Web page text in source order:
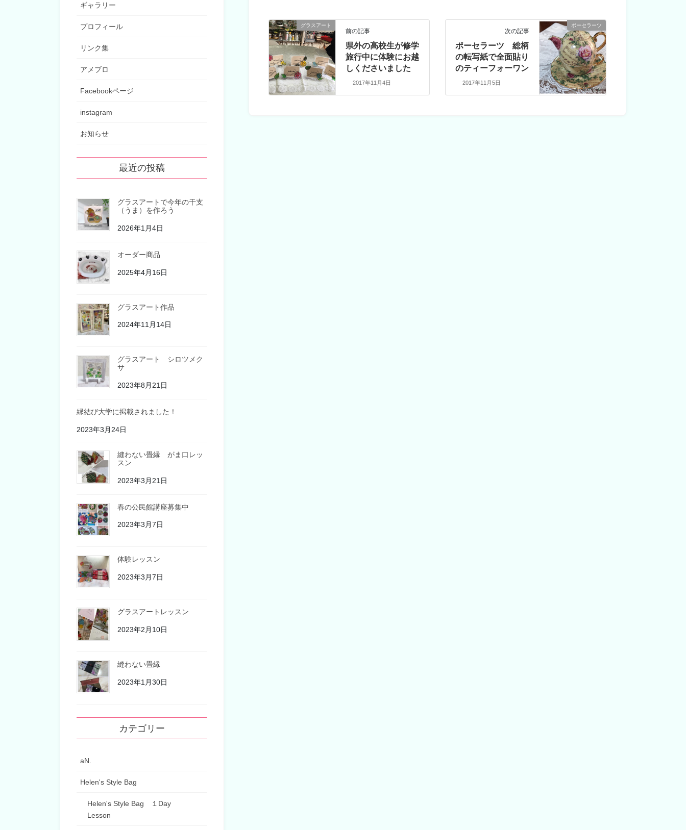
グラスアート
前の記事
県外の高校生が修学
旅行中に体験にお越
しくださいました
2017年11月4日
ポーセラーツ
次の記事
ポーセラーツ 総柄
の転写紙で全面貼り
のティーフォーワン
2017年11月5日
ギャラリー
プロフィール
リンク集
アメブロ
Facebookページ
instagram
お知らせ
最近の投稿
グラスアートで今年の干支
（うま）を作ろう
2026年1月4日
オーダー商品
2025年4月16日
グラスアート作品
2024年11月14日
グラスアート シロツメク
サ
2023年8月21日
縁結び大学に掲載されました！
2023年3月24日
縫わない畳縁 がま口レッ
スン
2023年3月21日
春の公民館講座募集中
2023年3月7日
体験レッスン
2023年3月7日
グラスアートレッスン
2023年2月10日
縫わない畳縁
2023年1月30日
カテゴリー
aN.
Helen's Style Bag
Helen's Style Bag １Day
Lesson